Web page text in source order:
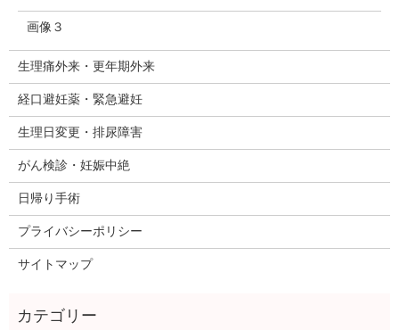
画像３
生理痛外来・更年期外来
経口避妊薬・緊急避妊
生理日変更・排尿障害
がん検診・妊娠中絶
日帰り手術
プライバシーポリシー
サイトマップ